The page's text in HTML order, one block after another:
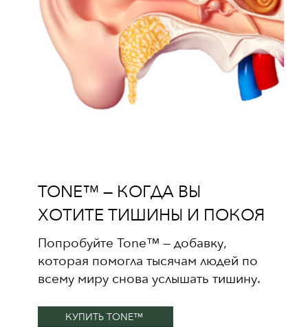
TONE™ — КОГДА ВЫ
ХОТИТЕ ТИШИНЫ И ПОКОЯ
Попробуйте Tone™ — добавку,
которая помогла тысячам людей по
всему миру снова услышать тишину.
КУПИТЬ TONE™